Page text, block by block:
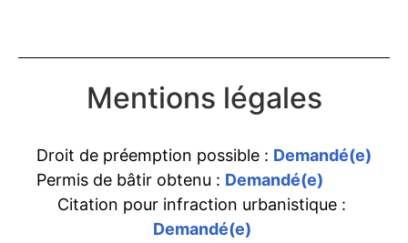
Mentions légales
Droit de préemption possible : Demandé(e)
Permis de bâtir obtenu : Demandé(e)
Citation pour infraction urbanistique :
Demandé(e)